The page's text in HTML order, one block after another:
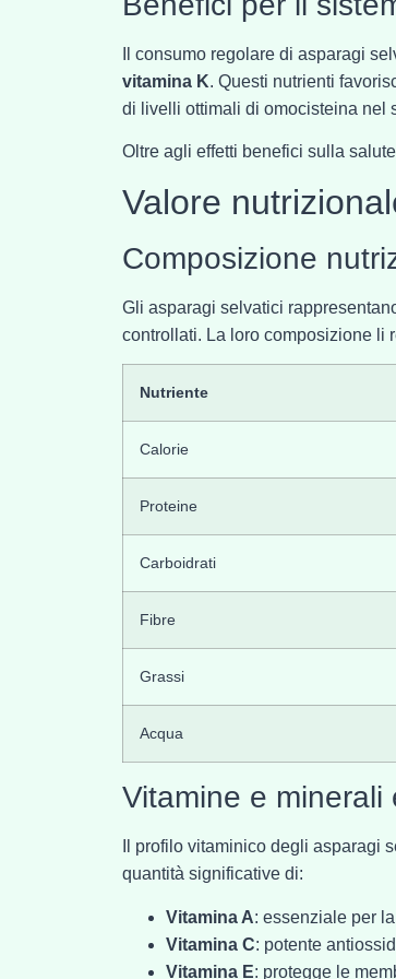
Il consumo regolare di asparagi
vitamina K. Questi nutrienti
di livelli ottimali di omocisteina nel
Oltre agli effetti benefici sulla
Valore
Composizione
Gli asparagi selvatici
controllati. La loro composizione li
Nutriente
Calorie
Proteine
Carboidrati
Fibre
Grassi
Acqua
Vitamine e minerali
Il profilo vitaminico degli asparagi
quantità significative di:
Vitamina A: essenziale per
Vitamina C: potente
Vitamina E: protegge le